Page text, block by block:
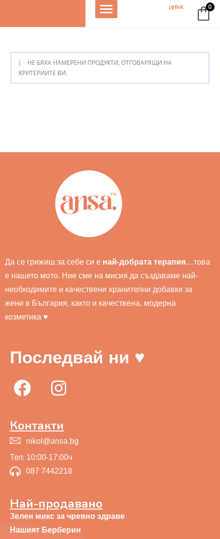
0
НЕ БЯХА НАМЕРЕНИ ПРОДУКТИ, ОТГОВАРЯЩИ НА
КРИТЕРИИТЕ ВИ.
Да се грижиш за себе си е най-добрата терапия…това
е нашето мото. Ние сме на мисия да създаваме най-
необходимите и качествени хранителни добавки за
жени в България, както и качествена, модерна
козметика ♥
Последвай ни ♥
Контакти
nikol@ansa.bg
Тел: 10:00-17:00ч
087 7442218
Най-продавано
Зелен микс за чревно здраве
Нашият Берберин